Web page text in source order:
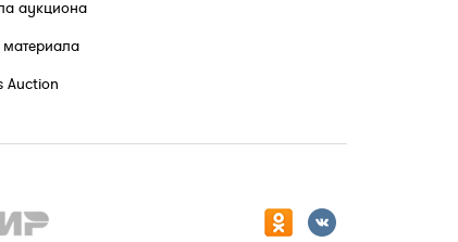
аукциона
Auction